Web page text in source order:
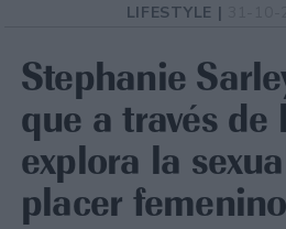
LIFESTYLE |
Stephanie
que a través de
explora la
placer femenino